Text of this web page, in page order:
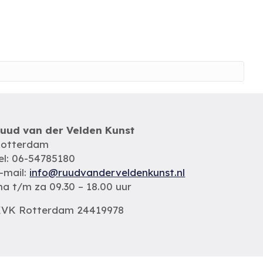
van der Velden Kunst
06-54785180
mail: info@ruudvanderveldenkunst.nl
t/m za 09.30 – 18.00 uur
Rotterdam 24419978